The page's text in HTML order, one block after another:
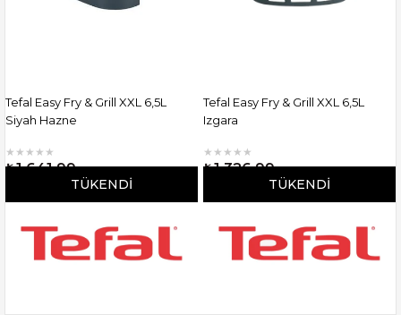
TÜKENDI
Tefal Easy Fry & Grill XXL 6,5L
Siyah Hazne
★ ★ ★ ★ ★
₺1.641,99
TÜKENDI
Tefal Easy Fry & Grill XXL 6,5L
Izgara
★ ★ ★ ★ ★
₺1.326,99